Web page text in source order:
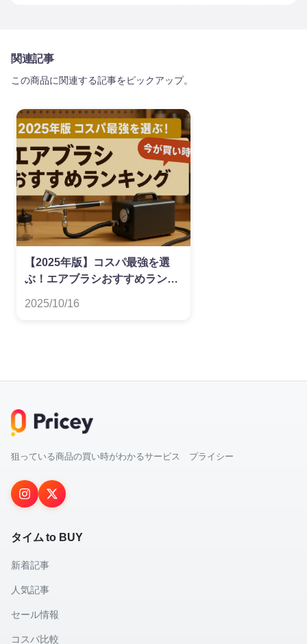
関連記事
この商品に関連する記事をピックアップ。
【2025年版】コスパ最強を選
ぶ！エアブラシおすすめランキ
2025/10/16
狙っている商品の買い時がわかるサービス プライシー
タイム to BUY
新着記事
人気記事
セール情報
コスパ比較